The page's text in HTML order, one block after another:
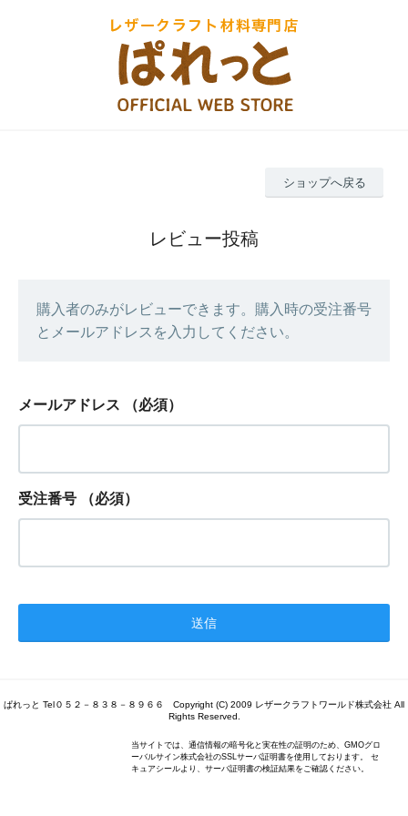
ショップへ戻る
レビュー投稿
購入者のみがレビューできます。購入時の受注番号
とメールアドレスを入力してください。
メールアドレス （必須）
受注番号 （必須）
ぱれっと Tel０５２－８３８－８９６６ Copyright (C) 2009 レザークラフトワールド株式会社 All
Rights Reserved.
当サイトでは、通信情報の暗号化と実在性の証明のため、GMOグロ
ーバルサイン株式会社のSSLサーバ証明書を使用しております。 セ
キュアシールより、サーバ証明書の検証結果をご確認ください。